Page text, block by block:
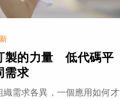
製的力量 低代碼平
需求
需求各異，一個應用如何才